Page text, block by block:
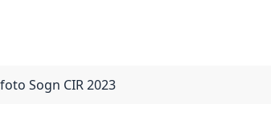
Sogn CIR 2023